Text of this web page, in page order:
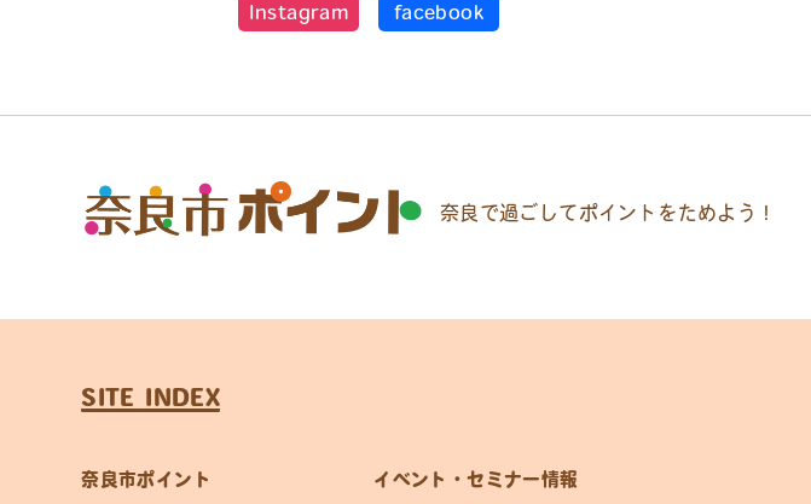
Instagram facebook
奈良で過ごしてポイントをためよう！
SITE INDEX
奈良市ポイント イベント・セミナー情報